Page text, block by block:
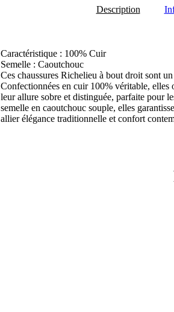
Description
Caractéristique : 100% Cuir
Semelle : Caoutchouc
Ces chaussures Richelieu à bout droit sont
Confectionnées en cuir 100% véritable,
leur allure sobre et distinguée, parfaite pour
semelle en caoutchouc souple, elles
allier élégance traditionnelle et confort